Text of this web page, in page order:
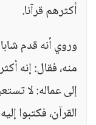
أكثرهم قرآنا.
وروي أنه قدم
منه، فقال: إنه
إلى عماله: لا
القرآن، فكتبوا